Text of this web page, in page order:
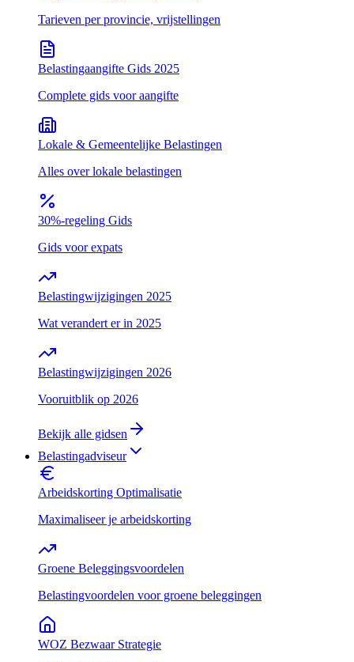
Tarieven per provincie, vrijstellingen
Belastingaangifte Gids 2025
Complete gids voor aangifte
Lokale & Gemeentelijke Belastingen
Alles over lokale belastingen
30%-regeling Gids
Gids voor expats
Belastingwijzigingen 2025
Wat verandert er in 2025
Belastingwijzigingen 2026
Vooruitblik op 2026
Bekijk alle gidsen
Belastingadviseur
Arbeidskorting Optimalisatie
Maximaliseer je arbeidskorting
Groene Beleggingsvoordelen
Belastingvoordelen voor groene beleggingen
WOZ Bezwaar Strategie